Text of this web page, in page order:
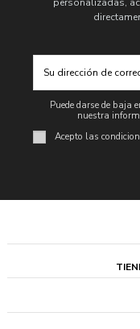
Puede darse de baja
nuestra
Acepto las